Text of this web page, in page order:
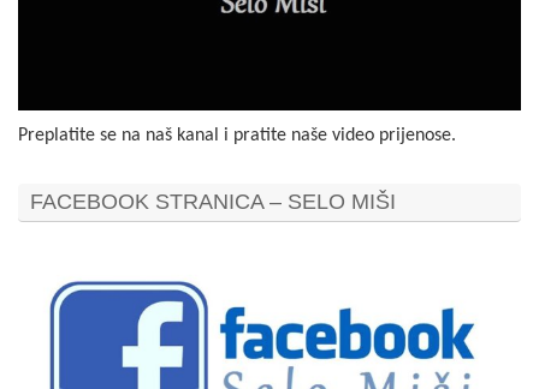
Preplatite se na naš kanal i pratite naše video prijenose.
FACEBOOK STRANICA – SELO MIŠI